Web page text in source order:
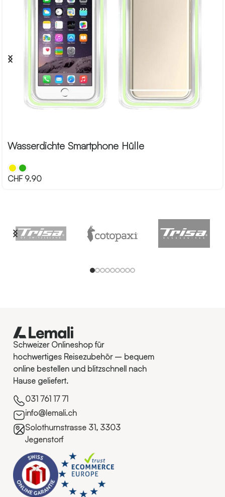
Wasserdichte Smartphone Hülle
CHF9.90
Schweizer Onlineshop für
hochwertiges Reisezubehör – bequem
online bestellen und blitzschnell nach
Hause geliefert.
031 761 17 71
info@lemali.ch
Solothurnstrasse 31, 3303
Jegenstorf